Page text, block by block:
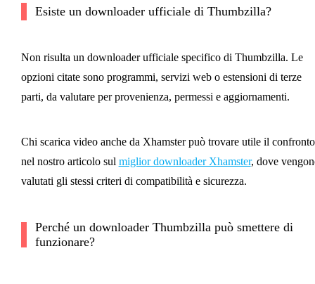
Esiste un downloader ufficiale di Thumbzilla?
Non risulta un downloader ufficiale specifico di Thumbzilla. Le
opzioni citate sono programmi, servizi web o estensioni di terze
parti, da valutare per provenienza, permessi e aggiornamenti.
Chi scarica video anche da Xhamster può trovare utile il confronto
nel nostro articolo sul miglior downloader Xhamster, dove
valutati gli stessi criteri di compatibilità e sicurezza.
Perché un downloader Thumbzilla può smettere di
funzionare?